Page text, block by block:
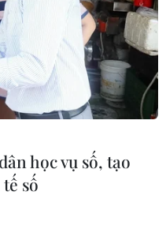
chết
Trị
học vụ số, tạo
số